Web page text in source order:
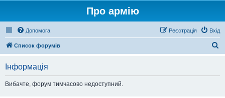
Про армію
Допомога Вхід
Реєстрація
Список форумів
Інформація
Вибачте, форум тимчасово недоступний.